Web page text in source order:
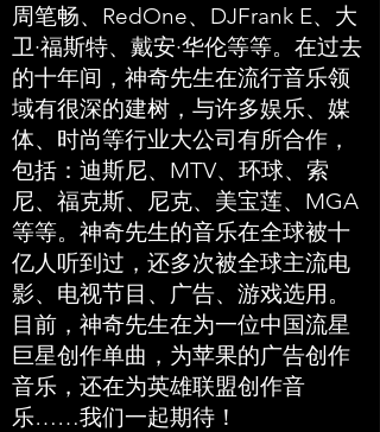
周笔畅、RedOne、DJFrank E、大
卫·福斯特、戴安·华伦等等。在过去
的十年间，神奇先生在流行音乐领
域有很深的建树，与许多娱乐、媒
体、时尚等行业大公司有所合作，
包括：迪斯尼、MTV、环球、索
尼、福克斯、尼克、美宝莲、MGA
等等。神奇先生的音乐在全球被十
亿人听到过，还多次被全球主流电
影、电视节目、广告、游戏选用。
目前，神奇先生在为一位中国流星
巨星创作单曲，为苹果的广告创作
音乐，还在为英雄联盟创作音
乐……我们一起期待！